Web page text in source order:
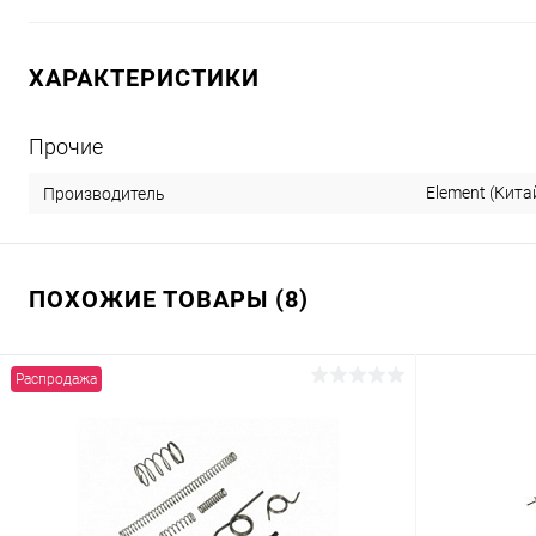
ХАРАКТЕРИСТИКИ
Прочие
Производитель Element
ПОХОЖИЕ ТОВАРЫ (8)
Распродажа